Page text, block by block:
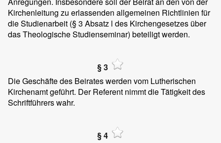
Kirchenleitung zu erlassenden allgemeinen Richtlinien für
die Studienarbeit (§ 3 Absatz l des Kirchengesetzes über
das Theologische Studienseminar) beteiligt werden.
§ 3
Die Geschäfte des Beirates werden vom Lutherischen
Kirchenamt geführt. Der Referent nimmt die Tätigkeit des
Schriftführers wahr.
§ 4